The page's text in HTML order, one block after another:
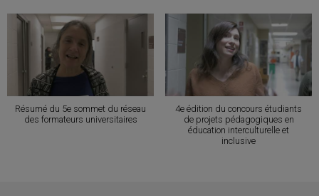
Résumé du 5e sommet du réseau
des formateurs universitaires
4e édition du concours étudiants
de projets pédagogiques en
éducation interculturelle et
inclusive